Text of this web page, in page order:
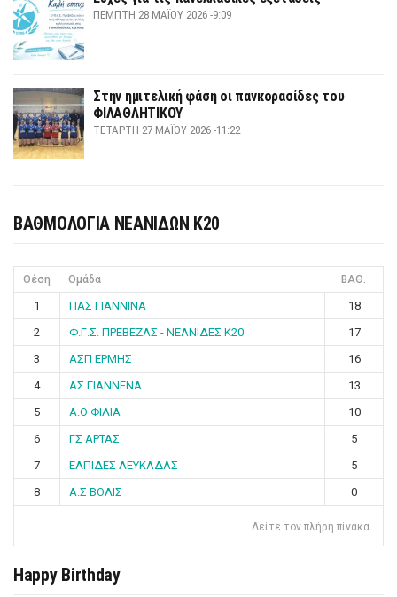
ΠΈΜΠΤΗ 28 ΜΑΪ́ΟΥ 2026 -9:09
Στην ημιτελική φάση οι πανκορασίδες του
ΦΙΛΑΘΛΗΤΙΚΟΥ
ΤΕΤΆΡΤΗ 27 ΜΑΪ́ΟΥ 2026 -11:22
ΒΑΘΜΟΛΟΓΙΑ ΝΕΑΝΙΔΩΝ Κ20
Θέση Ομάδα ΒΑΘ.
1 ΠΑΣ ΓΙΑΝΝΙΝΑ
18
2
Φ.Γ.Σ. ΠΡΕΒΕΖΑΣ - ΝΕΑΝΙΔΕΣ Κ20
17
3
ΑΣΠ ΕΡΜΗΣ
16
4
ΑΣ ΓΙΑΝΝΕΝΑ
13
5
Α.Ο ΦΙΛΙΑ
10
6
ΓΣ ΑΡΤΑΣ
5
7
ΕΛΠΙΔΕΣ ΛΕΥΚΑΔΑΣ
5
8
Α.Σ ΒΟΛΙΣ 0
Δείτε τον πλήρη πίνακα
Happy Birthday